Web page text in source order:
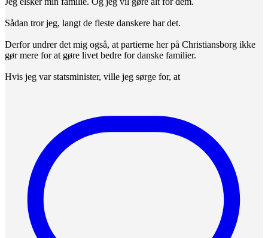
Sådan tror jeg, langt de fleste danskere har det.
Derfor undrer det mig også, at partierne her på Christiansborg ikke
gør mere for at gøre livet bedre for danske familier.
Hvis jeg var statsminister, ville jeg sørge for, at